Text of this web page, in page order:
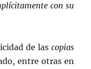
con su
de las copias
entre otras en